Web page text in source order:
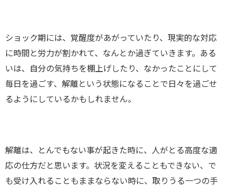
ショック期には、覚醒度があがっていたり、現実的な対応
に時間と労力が割かれて、なんとか過ぎていきます。ある
いは、自分の気持ちを棚上げしたり、なかったことにして
毎日を過ごす、解離という状態になることで日々を過ごせ
るようにしているかもしれません。
解離は、とんでもない事が起きた時に、人がとる高度な適
応の仕方だと思います。状況を変えることもできない、で
も受け入れることもままならない時に、取りうる一つの手